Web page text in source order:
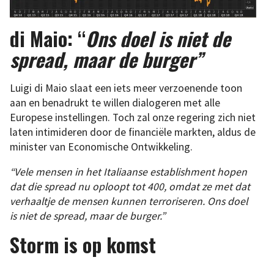
di Maio: “Ons doel is niet de
spread, maar de burger”
Luigi di Maio slaat een iets meer verzoenende toon
aan en benadrukt te willen dialogeren met alle
Europese instellingen. Toch zal onze regering zich niet
laten intimideren door de financiële markten, aldus de
minister van Economische Ontwikkeling.
“Vele mensen in het Italiaanse establishment hopen
dat die spread nu oploopt tot 400, omdat ze met dat
verhaaltje de mensen kunnen terroriseren. Ons doel
is niet de spread, maar de burger.”
Storm is op komst